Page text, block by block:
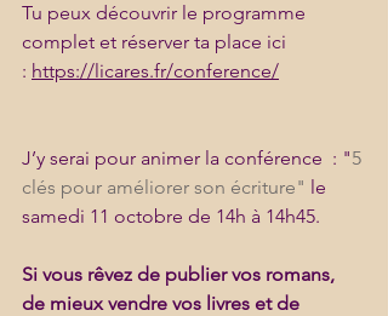
Tu peux découvrir le programme
complet et réserver ta place ici
: https://licares.fr/conference/
J’y serai pour animer la conférence  : "5
clés pour améliorer son écriture" le
samedi 11 octobre de 14h à 14h45.
Si vous rêvez de publier vos romans,
de mieux vendre vos livres et de